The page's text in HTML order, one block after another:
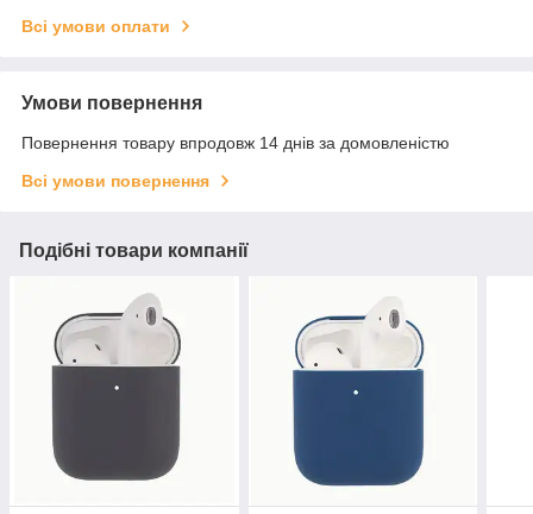
Всі умови оплати
Умови повернення
Повернення товару впродовж 14 днів за домовленістю
Всі умови повернення
Подібні товари компанії